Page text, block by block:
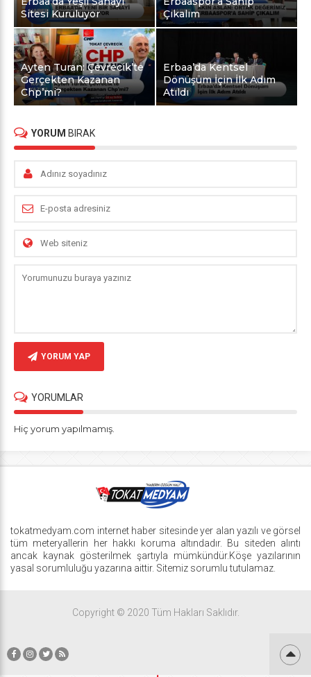
Sitesi Kuruluyor
Çıkalım
Ayten Turan: Çevrecik’te
Gerçekten Kazanan
Chp’mi?
Erbaa’da Kentsel
Dönüşüm İçin İlk Adım
Atıldı
YORUM BIRAK
YORUM YAP
YORUMLAR
Hiç yorum yapılmamış.
tokatmedyam.com internet haber sitesinde yer alan yazılı ve görsel
tüm meteryallerin her hakkı koruma altındadır. Bu siteden alıntı
ancak kaynak gösterilmek şartıyla mümkündür.Köşe yazılarının
yasal sorumluluğu yazarına aittir. Sitemiz sorumlu tutulamaz.
Copyright © 2020 Tüm Hakları Saklıdır.